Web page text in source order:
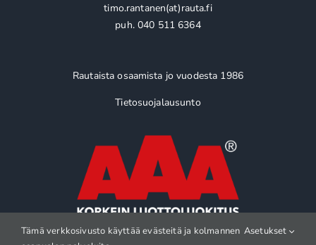
timo.rantanen(at)rauta.fi
puh. 040 511 6364
Rautaista osaamista jo vuodesta 1986
Tietosuojalausunto
Tämä verkkosivusto käyttää evästeitä ja kolmannen Asetukset